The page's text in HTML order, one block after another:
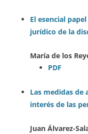
El esencial
jurídico de la
María de los
PDF
Las medidas de
interés de las
Juan Álvarez-